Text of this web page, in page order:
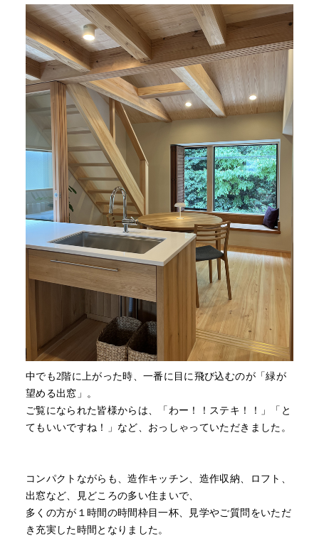
中でも2階に上がった時、一番に目に飛び込むのが「緑が
望める出窓」。
ご覧になられた皆様からは、「わー！！ステキ！！」「と
てもいいですね！」など、おっしゃっていただきました。
コンパクトながらも、造作キッチン、造作収納、ロフト、
出窓など、見どころの多い住まいで、
多くの方が１時間の時間枠目一杯、見学やご質問をいただ
き充実した時間となりました。